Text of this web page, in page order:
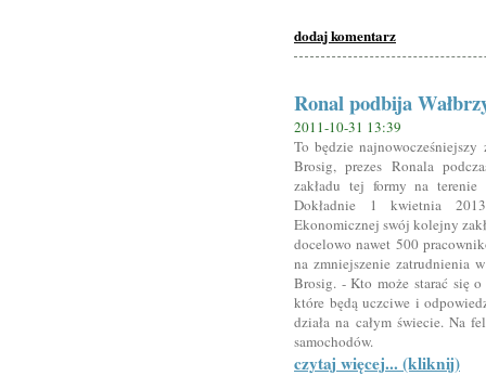
dodaj komentarz
Ronal podbija
2011-10-31 13:39
To będzie
Brosig, prezes Ronala
zakładu tej formy na terenie
Dokładnie 1 kwietnia
Ekonomicznej swój kolejny
docelowo nawet 500
na zmniejszenie zatrudnienia
Brosig. - Kto może starać się
które będą uczciwe i
działa na całym świecie. Na
samochodów.
czytaj więcej... (kliknij)